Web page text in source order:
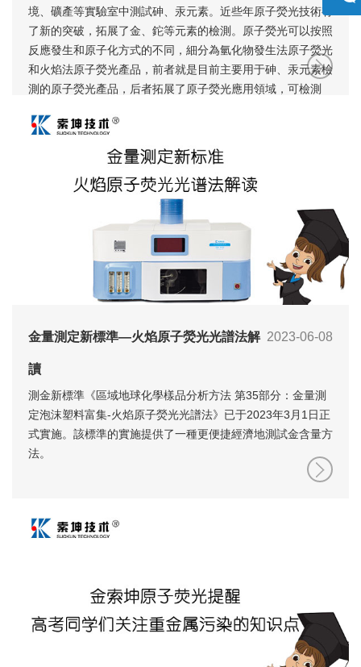
境、礦產等實驗室中測試砷、汞元素。近些年原子熒光技術有
了新的突破，拓展了金、鉈等元素的檢測。原子熒光可以按照
反應發生和原子化方式的不同，細分為氫化物發生法原子熒光
和火焰法原子熒光產品，前者就是目前主要用于砷、汞元素檢
測的原子熒光產品，后者拓展了原子熒光應用領域，可檢測
2023-06-08
金量測定新標準—火焰原子熒光光譜法解
讀
測金新標準《區域地球化學樣品分析方法 第35部分：金量測
定泡沫塑料富集-火焰原子熒光光譜法》已于2023年3月1日正
式實施。該標準的實施提供了一種更便捷經濟地測試金含量方
法。
詢
方微